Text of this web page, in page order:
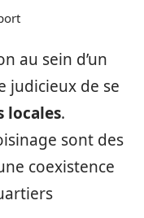
au sein d’un
judicieux de se
locales.
sont des
coexistence